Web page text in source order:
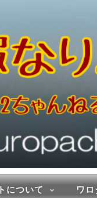
について ワ